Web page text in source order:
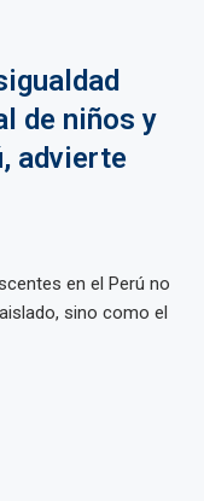
de niños y
advierte
en el Perú no
sino como el